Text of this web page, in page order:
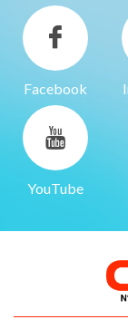
Facebook
YouTube